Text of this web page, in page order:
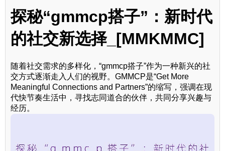
探秘“gmmcp搭子”：新时代
的社交新选择_[MMKMMC]
随着社交需求的多样化，“gmmcp搭子”作为一种新兴的社
交方式逐渐走入人们的视野。GMMCP是“Get More
Meaningful Connections and Partners”的缩写，强调在现
代快节奏生活中，寻找志同道合的伙伴，共同分享兴趣与
经历。